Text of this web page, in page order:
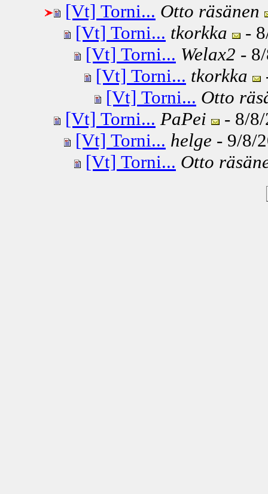
[Vt] Torni... Otto räsänen
[Vt] Torni... tkorkka
-
[Vt] Torni... Welax2 -
[Vt] Torni... tkorkka
[Vt] Torni... Otto
[Vt] Torni... PaPei
- 8/
[Vt] Torni... helge - 9/8/
[Vt] Torni... Otto